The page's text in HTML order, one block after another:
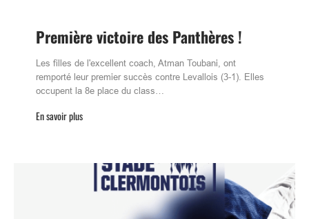
Première victoire des Panthères !
Les filles de l'excellent coach, Atman Toubani, ont
remporté leur premier succès contre Levallois (3-1). Elles
occupent la 8e place du class…
En savoir plus